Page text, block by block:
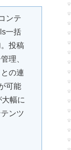
ンテ
一括
投稿
理、
の連
可能
幅に
ンツ